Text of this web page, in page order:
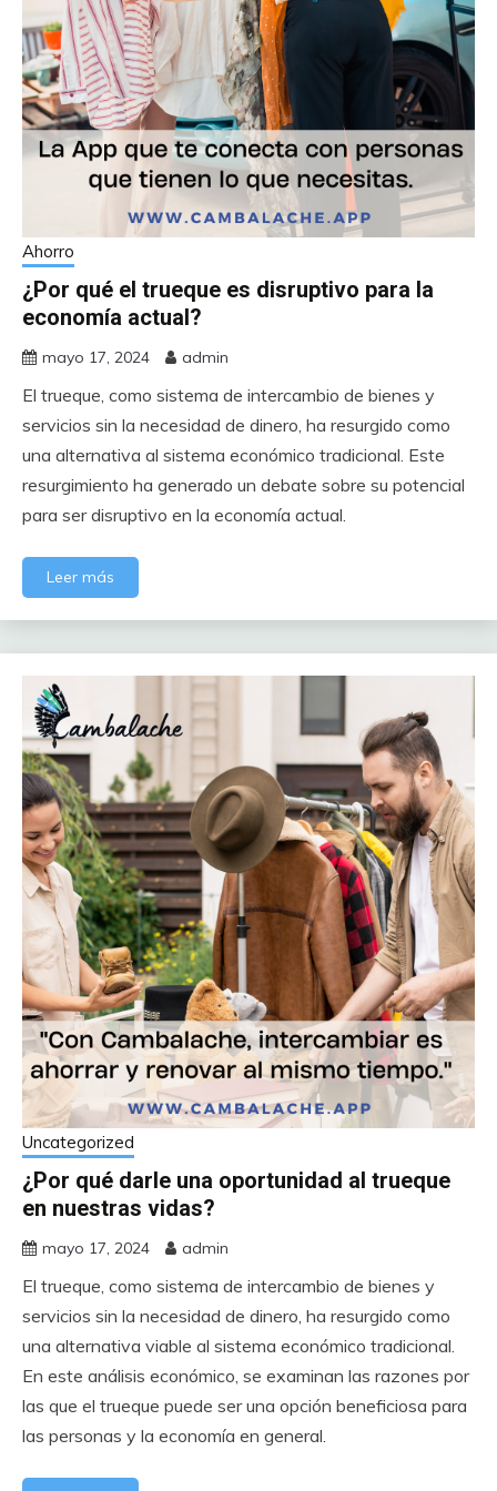
Ahorro
¿Por qué el trueque es disruptivo para la
economía actual?
mayo 17, 2024 admin
El trueque, como sistema de intercambio de bienes y
servicios sin la necesidad de dinero, ha resurgido como
una alternativa al sistema económico tradicional. Este
resurgimiento ha generado un debate sobre su potencial
para ser disruptivo en la economía actual.
Leer más
Uncategorized
¿Por qué darle una oportunidad al trueque
en nuestras vidas?
mayo 17, 2024 admin
El trueque, como sistema de intercambio de bienes y
servicios sin la necesidad de dinero, ha resurgido como
una alternativa viable al sistema económico tradicional.
En este análisis económico, se examinan las razones por
las que el trueque puede ser una opción beneficiosa para
las personas y la economía en general.